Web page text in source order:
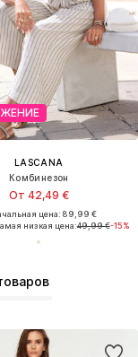
LASCANA
Комбинезон
От 42,49 €
цена: 89,99 €
низкая цена:49,99 €-15%